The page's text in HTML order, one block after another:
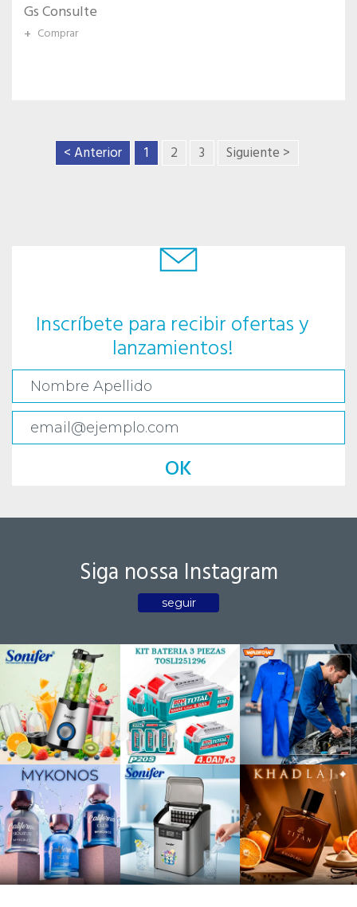
Gs Consulte
+ Comprar
< Anterior 1 2 3 Siguiente >
Inscríbete para recibir ofertas y
lanzamientos!
OK
Siga nossa Instagram
seguir